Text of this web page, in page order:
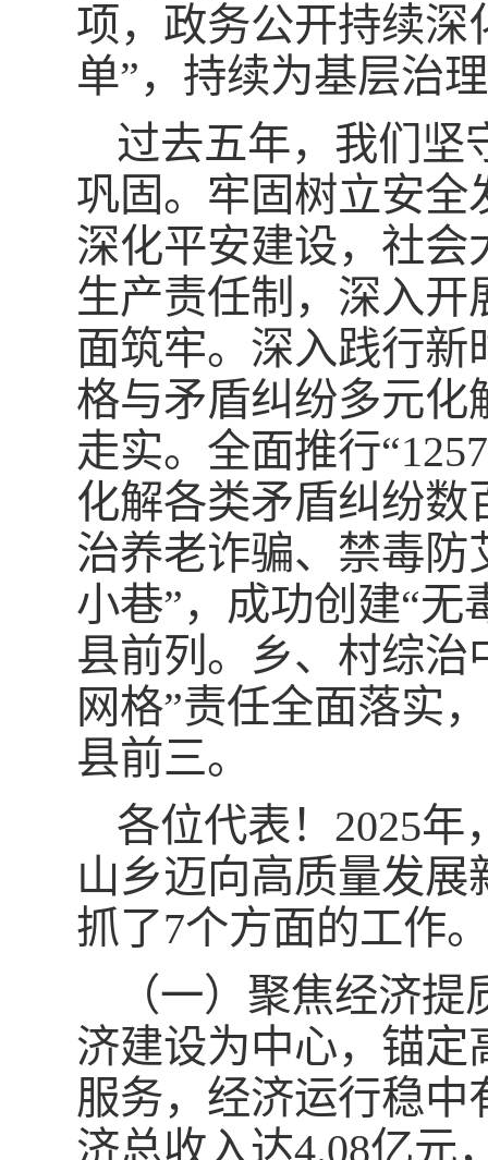
项，政务公开持续深
单”，持续为基层治
过去五年，我们坚
巩固。牢固树立安全
深化平安建设，社会
生产责任制，深入
面筑牢。深入践行新
格与矛盾纠纷多元化
走实。全面推行
化解各类矛盾纠纷
治养老诈骗、禁毒防
小巷”，成功创建“无
县前列。乡、村综治
网格”责任全面落实
县前三。
各位代表！2025年
山乡迈向高质量发
抓了7个方面的工作
（一）聚焦经济
济建设为中心，锚
服务，经济运行稳中
济总收入达4.08亿元